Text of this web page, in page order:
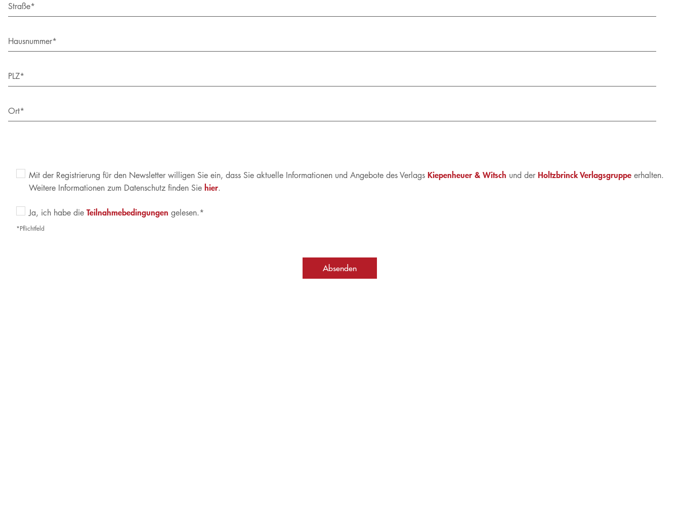
Straße*
Hausnummer*
PLZ*
Ort*
Mit der Registrierung für den Newsletter willigen Sie ein, dass Sie aktuelle Informationen und Angebote des Verlags Kiepenheuer & Witsch und der Holtzbrinck Verlagsgruppeerhalten.
Weitere Informationen zum Datenschutz finden Sie hier.
Ja, ich habe die Teilnahmebedingungen gelesen.*
*Pflichtfeld
Absenden